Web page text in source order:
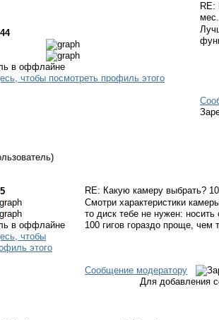
RE:
RE: Какую камеру выбрать?
Смотри характеристики
то диск тебе не нужен:
100 гигов гораздо проще,
Сообщение модератору
Для добавления